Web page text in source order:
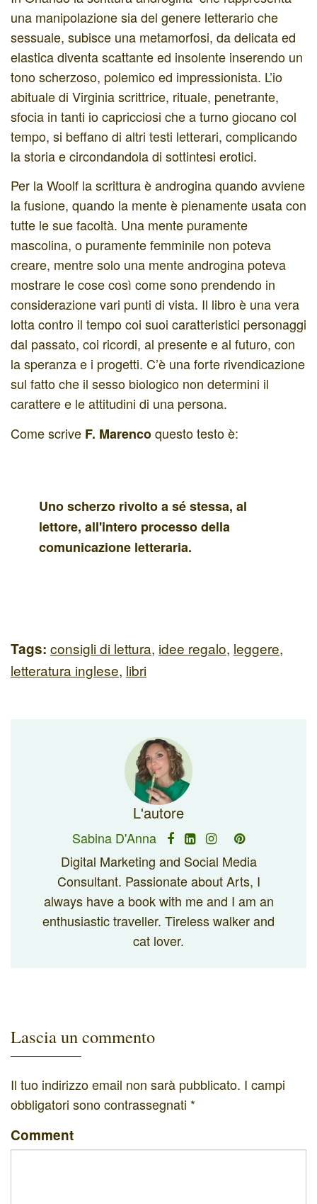
una manipolazione sia del genere letterario che
sessuale, subisce una metamorfosi, da delicata ed
elastica diventa scattante ed insolente inserendo un
tono scherzoso, polemico ed impressionista. L’io
abituale di Virginia scrittrice, rituale, penetrante,
sfocia in tanti io capricciosi che a turno giocano col
tempo, si beffano di altri testi letterari, complicando
la storia e circondandola di sottintesi erotici.
Per la Woolf la scrittura è androgina quando avviene
la fusione, quando la mente è pienamente usata con
tutte le sue facoltà. Una mente puramente
mascolina, o puramente femminile non poteva
creare, mentre solo una mente androgina poteva
mostrare le cose così come sono prendendo in
considerazione vari punti di vista. Il libro è una vera
lotta contro il tempo coi suoi caratteristici personaggi
dal passato, coi ricordi, al presente e al futuro, con
la speranza e i progetti. C’è una forte rivendicazione
sul fatto che il sesso biologico non determini il
carattere e le attitudini di una persona.
Come scrive F. Marencoquesto testo è:
Uno scherzo rivolto a sé stessa, al
lettore, all'intero processo della
comunicazione letteraria.
Tags: consigli di lettura, idee regalo, leggere,
letteratura inglese, libri
L'autore
Sabina D'Anna
Digital Marketing and Social Media
Consultant. Passionate about Arts, I
always have a book with me and I am an
enthusiastic traveller. Tireless walker and
cat lover.
Lascia un commento
Il tuo indirizzo email non sarà pubblicato. I campi
obbligatori sono contrassegnati *
Comment